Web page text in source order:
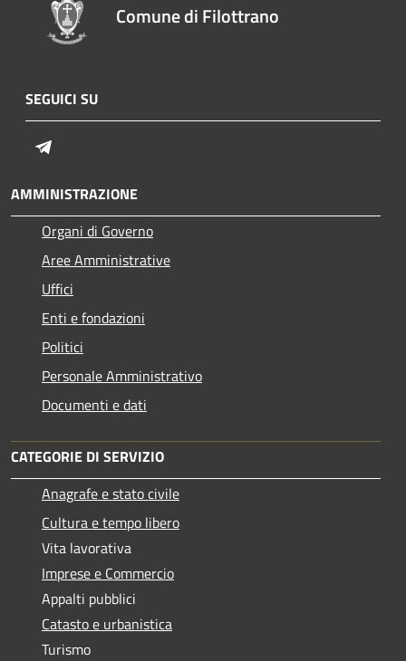
Comune di Filottrano
SEGUICI SU
AMMINISTRAZIONE
Organi di Governo
Aree Amministrative
Uffici
Enti e fondazioni
Politici
Personale Amministrativo
Documenti e dati
CATEGORIE DI SERVIZIO
Anagrafe e stato civile
Cultura e tempo libero
Vita lavorativa
Imprese e Commercio
Appalti pubblici
Catasto e urbanistica
Turismo